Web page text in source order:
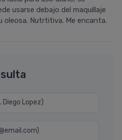
usarse debajo del maquillaje
oleosa. Nutrtitiva. Me encanta.
Diego Lopez)